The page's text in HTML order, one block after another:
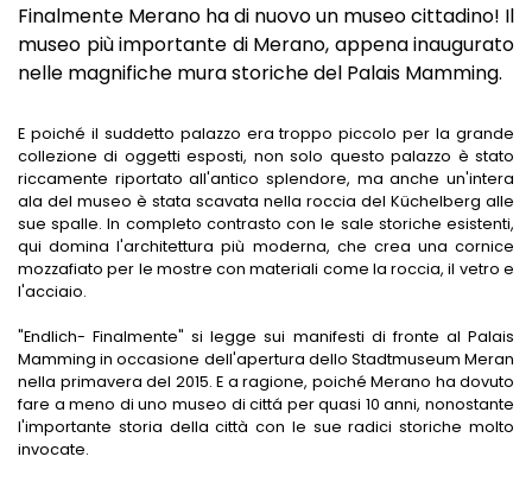
AVELENGO
LANA
VAL PASSIRIA
MALGHE E RIFUGI
MALGHE E RIFUGI
SENTIERI D'ACQUA
LE PASSEGGIATE
LUOGHI DI RIPOSO UNICI
LUNGHE SERATE D'ESTATE
RISTORANTI A MERANO
CANTINE A MERANO
CENTRI BENESSERE
APPARTAMENTI A MERANO
HOTEL A SCENA
HOTEL A TIROLO
HOTEL A AVELENGO
HOTEL A LANA
HOTEL IN VAL PASSIRIA
Finalmente Merano ha di nuovo un museo cittadino! Il
museo più importante di Merano, appena inaugurato
nelle magnifiche mura storiche del Palais Mamming.
E poiché il suddetto palazzo era troppo piccolo per la grande
collezione di oggetti esposti, non solo questo palazzo è stato
riccamente riportato all'antico splendore, ma anche un'intera
ala del museo è stata scavata nella roccia del Küchelberg alle
sue spalle. In completo contrasto con le sale storiche esistenti,
qui domina l'architettura più moderna, che crea una cornice
mozzafiato per le mostre con materiali come la roccia, il vetro e
l'acciaio.
"Endlich- Finalmente" si legge sui manifesti di fronte al Palais
Mamming in occasione dell'apertura dello Stadtmuseum Meran
nella primavera del 2015. E a ragione, poiché Merano ha dovuto
fare a meno di uno museo di cittá per quasi 10 anni, nonostante
l'importante storia della città con le sue radici storiche molto
invocate.